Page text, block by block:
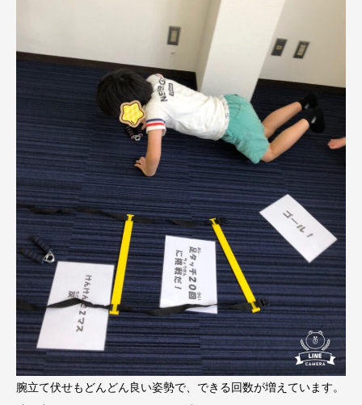
腕立て伏せもどんどん良い姿勢で、できる回数が増えています。